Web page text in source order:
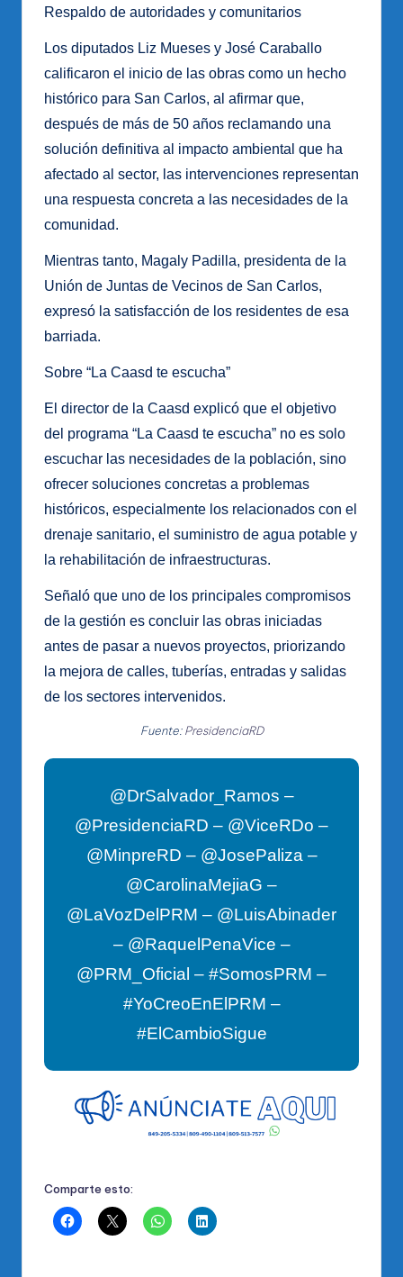
Respaldo de autoridades y comunitarios
Los diputados Liz Mueses y José Caraballo
calificaron el inicio de las obras como un hecho
histórico para San Carlos, al afirmar que,
después de más de 50 años reclamando una
solución definitiva al impacto ambiental que ha
afectado al sector, las intervenciones representan
una respuesta concreta a las necesidades de la
comunidad.
Mientras tanto, Magaly Padilla, presidenta de la
Unión de Juntas de Vecinos de San Carlos,
expresó la satisfacción de los residentes de esa
barriada.
Sobre “La Caasd te escucha”
El director de la Caasd explicó que el objetivo
del programa “La Caasd te escucha” no es solo
escuchar las necesidades de la población, sino
ofrecer soluciones concretas a problemas
históricos, especialmente los relacionados con el
drenaje sanitario, el suministro de agua potable y
la rehabilitación de infraestructuras.
Señaló que uno de los principales compromisos
de la gestión es concluir las obras iniciadas
antes de pasar a nuevos proyectos, priorizando
la mejora de calles, tuberías, entradas y salidas
de los sectores intervenidos.
Fuente:PresidenciaRD
@DrSalvador_Ramos –
@PresidenciaRD – @ViceRDo –
@MinpreRD – @JosePaliza –
@CarolinaMejiaG –
@LaVozDelPRM – @LuisAbinader
– @RaquelPenaVice –
@PRM_Oficial – #SomosPRM –
#YoCreoEnElPRM –
#ElCambioSigue
Comparte esto: